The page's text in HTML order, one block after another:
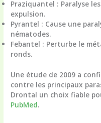
Praziquantel : Paralyse
expulsion.
Pyrantel : Cause une
nématodes.
Febantel : Perturbe le
ronds.
Une étude de 2009 a
contre les principaux
Drontal un choix fiable
PubMed.